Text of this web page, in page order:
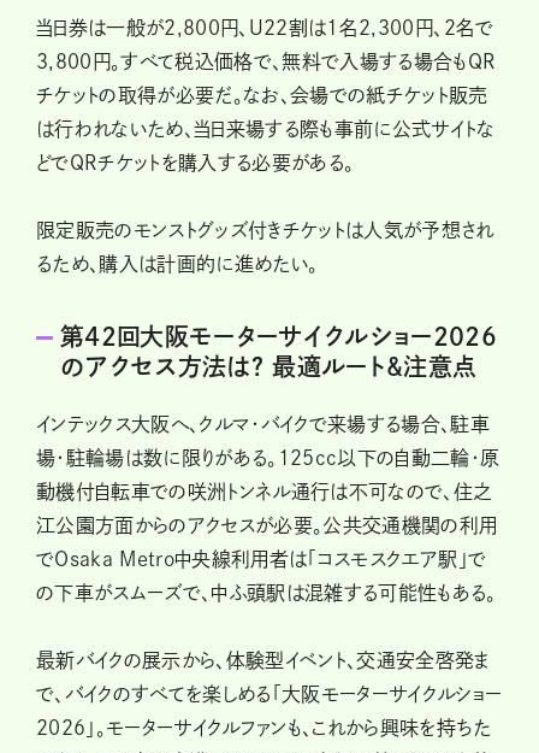
当日券は一般が2,800円、U22割は1名2,300円、2名で
3,800円。すべて税込価格で、無料で入場する場合もQR
チケットの取得が必要だ。なお、会場での紙チケット販売
は行われないため、当日来場する際も事前に公式サイトな
どでQRチケットを購入する必要がある。
限定販売のモンストグッズ付きチケットは人気が予想され
るため、購入は計画的に進めたい。
第42回大阪モーターサイクルショー2026
のアクセス方法は？ 最適ルート&注意点
インテックス大阪へ、クルマ・バイクで来場する場合、駐車
場・駐輪場は数に限りがある。125cc以下の自動二輪・原
動機付自転車での咲洲トンネル通行は不可なので、住之
江公園方面からのアクセスが必要。公共交通機関の利用
でOsaka Metro中央線利用者は「コスモスクエア駅」で
の下車がスムーズで、中ふ頭駅は混雑する可能性もある。
最新バイクの展示から、体験型イベント、交通安全啓発ま
で、バイクのすべてを楽しめる「大阪モーターサイクルショー
2026」。モーターサイクルファンも、これから興味を持ちた